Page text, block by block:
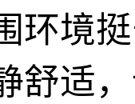
环境
舒适